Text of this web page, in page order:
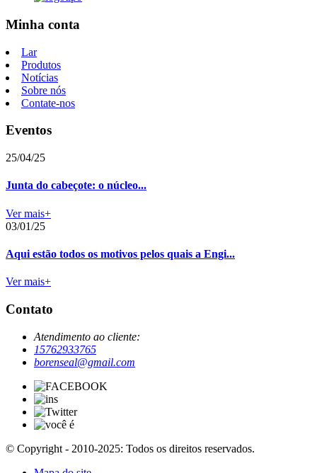
Minha conta
Lar
Produtos
Notícias
Sobre nós
Contate-nos
Eventos
25/04/25
Junta do cabeçote: o núcleo...
Ver mais+
03/01/25
Aqui estão todos os motivos pelos quais a Engi...
Ver mais+
Contato
Atendimento ao cliente:
15762933765
borenseal@gmail.com
© Copyright - 2010-2025: Todos os direitos reservados.